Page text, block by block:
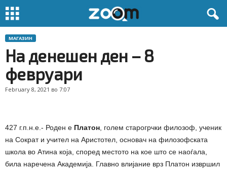
МАГАЗИН
На денешен ден – 8
февруари
February 8, 2021 во 7:07
427 г.п.н.е.- Роден е Платон , голем старогрчки филозоф, ученик
на Сократ и учител на Аристотел, основач на филозофската
школа во Атина која, според местото на кое што се наоѓала,
била наречена Академија. Главно влијание врз Платон извршил